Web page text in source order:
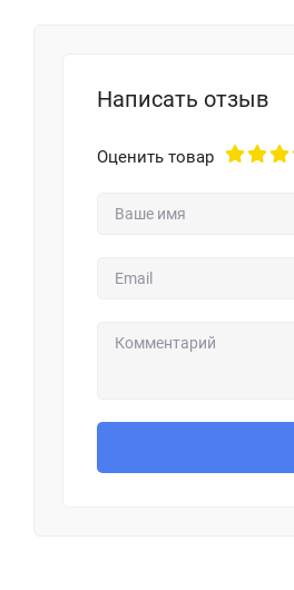
Написать отзыв
Оценить товар